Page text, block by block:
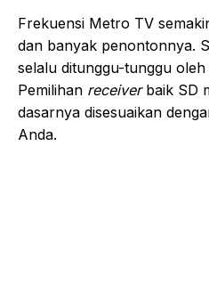
Frekuensi Metro TV
dan banyak penontonnya.
selalu ditunggu-tunggu
Pemilihan receiverbaik SD
dasarnya disesuaikan
Anda.